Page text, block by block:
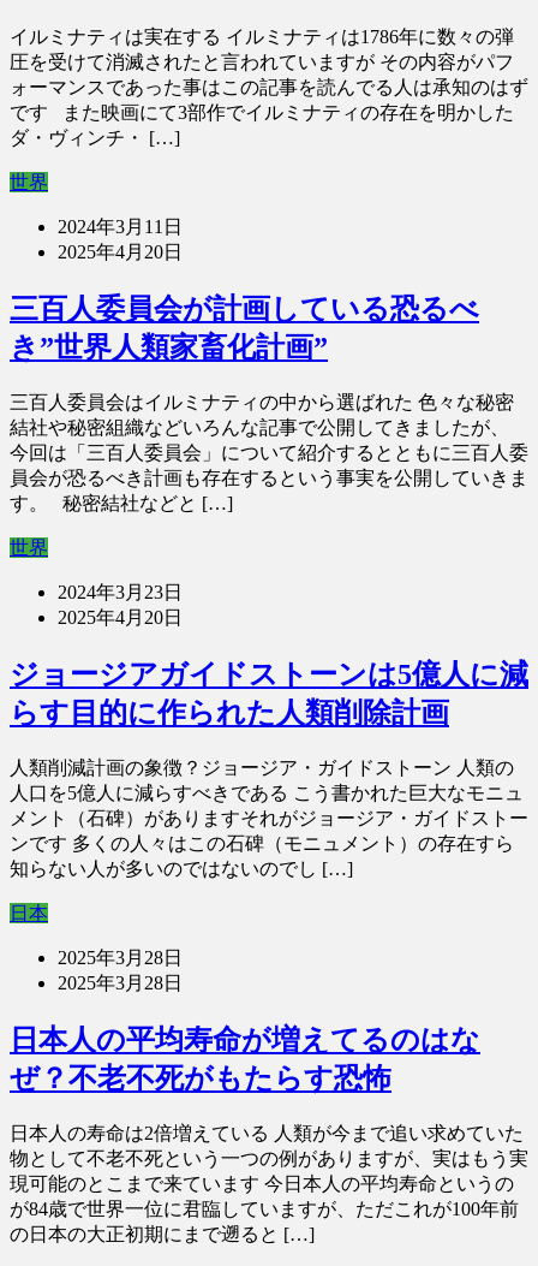
イルミナティは実在する イルミナティは1786年に数々の弾
圧を受けて消滅されたと言われていますが その内容がパフ
ォーマンスであった事はこの記事を読んでる人は承知のはず
です また映画にて3部作でイルミナティの存在を明かした
ダ・ヴィンチ・ […]
世界
2024年3月11日
2025年4月20日
三百人委員会が計画している恐るべ
き”世界人類家畜化計画”
三百人委員会はイルミナティの中から選ばれた 色々な秘密
結社や秘密組織などいろんな記事で公開してきましたが、
今回は「三百人委員会」について紹介するとともに三百人委
員会が恐るべき計画も存在するという事実を公開していきま
す。 秘密結社などと […]
世界
2024年3月23日
2025年4月20日
ジョージアガイドストーンは5億人に減
らす目的に作られた人類削除計画
人類削減計画の象徴？ジョージア・ガイドストーン 人類の
人口を5億人に減らすべきである こう書かれた巨大なモニュ
メント（石碑）がありますそれがジョージア・ガイドストー
ンです 多くの人々はこの石碑（モニュメント）の存在すら
知らない人が多いのではないのでし […]
日本
2025年3月28日
2025年3月28日
日本人の平均寿命が増えてるのはな
ぜ？不老不死がもたらす恐怖
日本人の寿命は2倍増えている 人類が今まで追い求めていた
物として不老不死という一つの例がありますが、実はもう実
現可能のとこまで来ています 今日本人の平均寿命というの
が84歳で世界一位に君臨していますが、ただこれが100年前
の日本の大正初期にまで遡ると […]